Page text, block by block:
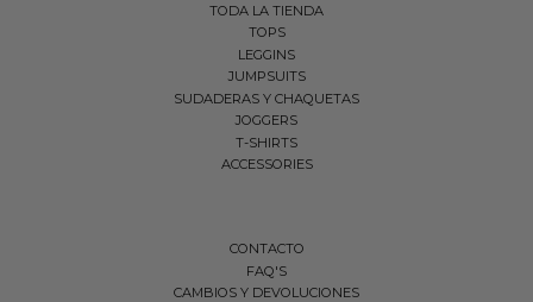
TODA LA TIENDA
TOPS
LEGGINS
JUMPSUITS
SUDADERAS Y CHAQUETAS
JOGGERS
T-SHIRTS
ACCESSORIES
CONTACTO
FAQ'S
CAMBIOS Y DEVOLUCIONES